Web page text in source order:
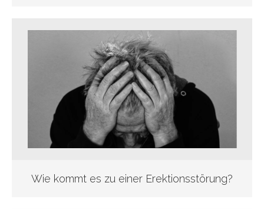
Wie kommt es zu einer Erektionsstörung?